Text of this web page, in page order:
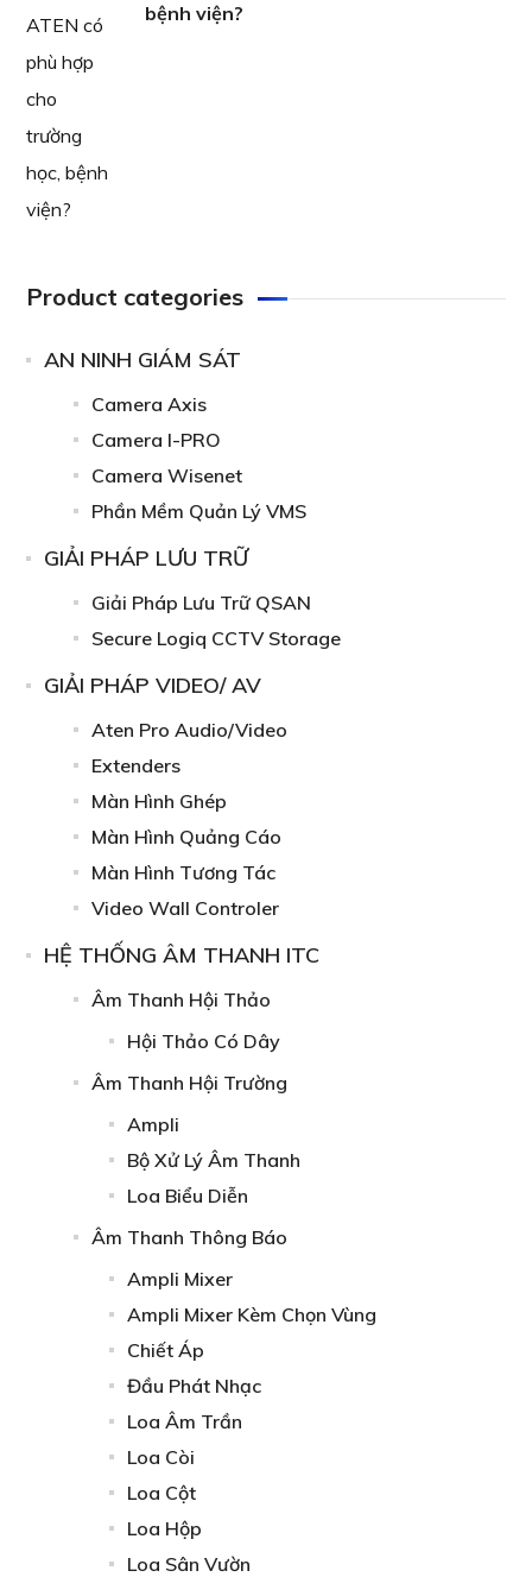
bệnh viện?
Product categories
AN NINH GIÁM SÁT
Camera Axis
Camera I-PRO
Camera Wisenet
Phần Mềm Quản Lý VMS
GIẢI PHÁP LƯU TRỮ
Giải Pháp Lưu Trữ QSAN
Secure Logiq CCTV Storage
GIẢI PHÁP VIDEO/ AV
Aten Pro Audio/Video
Extenders
Màn Hình Ghép
Màn Hình Quảng Cáo
Màn Hình Tương Tác
Video Wall Controler
HỆ THỐNG ÂM THANH ITC
Âm Thanh Hội Thảo
Hội Thảo Có Dây
Âm Thanh Hội Trường
Ampli
Bộ Xử Lý Âm Thanh
Loa Biểu Diễn
Âm Thanh Thông Báo
Ampli Mixer
Ampli Mixer Kèm Chọn Vùng
Chiết Áp
Đầu Phát Nhạc
Loa Âm Trần
Loa Còi
Loa Cột
Loa Hộp
Loa Sân Vườn